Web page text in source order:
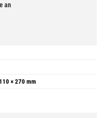
an
× 270 mm